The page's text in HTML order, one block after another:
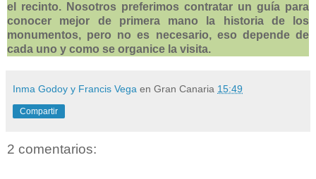
el recinto. Nosotros preferimos contratar un guía para
conocer mejor de primera mano la historia de los
monumentos, pero no es necesario, eso depende de
cada uno y como se organice la visita.
Inma Godoy y Francis Vega en Gran Canaria 15:49
Compartir
2 comentarios: